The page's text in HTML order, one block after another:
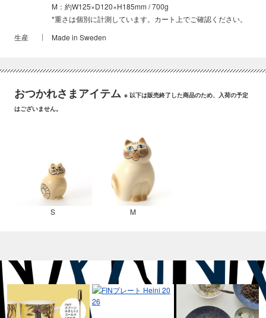
M：約W125×D120×H185mm / 700g
*重さは個別に計測しています。カート上でご確認ください。
生産
Made in Sweden
おつかれさまアイテム ※ 以下は販売終了した商品のため、入荷の予定
はございません。
S M